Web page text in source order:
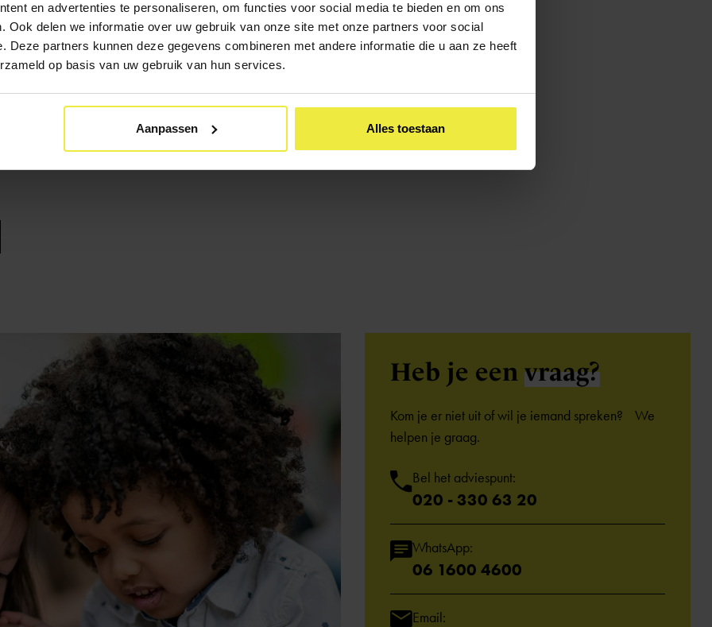
en advertenties te personaliseren, om functies voor social media te bieden en om ons
Ook delen we informatie over uw gebruik van onze site met onze partners voor social
Deze partners kunnen deze gegevens combineren met andere informatie die u aan ze heeft
op basis van uw gebruik van hun services.
Aanpassen Alles toestaan
oor.
van uw kind.
(SOP) van de school. Dit staat op de website van de school en op onze
een vertrouwenspersoon op school. De vertrouwenspersoon helpt ouder en kind bij sociaal-
Hij of zij luistert in vertrouwen naar uw verhaal en geeft advies.
Heb je een vraag?
Kom je er niet uit of wil je iemand spreken? We
helpen je graag.
Bel het adviespunt:
020 - 330 63 20
WhatsApp:
06 1600 4600
Email: